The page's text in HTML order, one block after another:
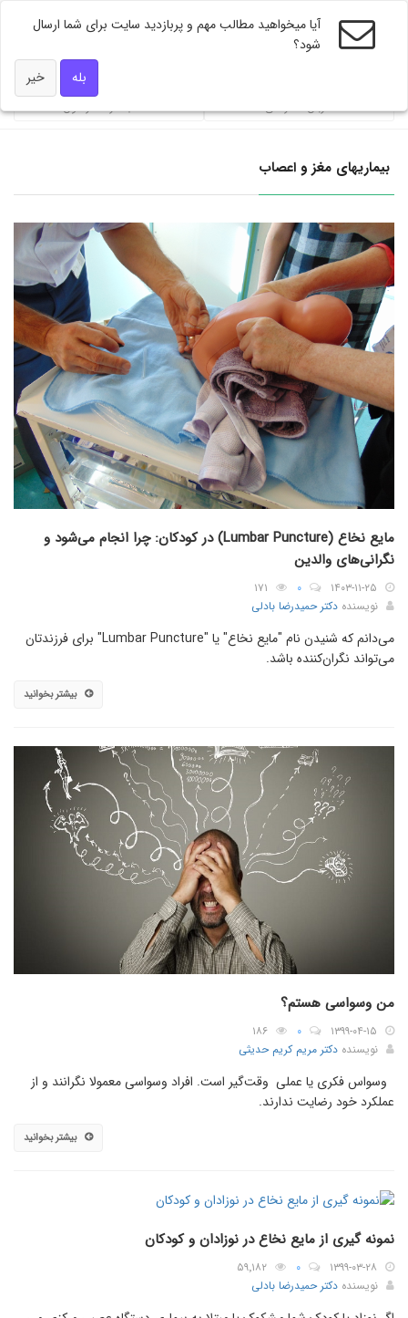
ضربان تندرستی
محاسبه گر فشار خون
بیماریهای مغز و اعصاب
مایع نخاع (Lumbar Puncture) در کودکان: چرا انجام می‌شود و
نگرانی‌های والدین
۱۴۰۳-۱۱-۲۵ ۰
۱۷۱
نویسنده دکتر حمیدرضا بادلی
می‌دانم که شنیدن نام "مایع نخاع" یا "Lumbar Puncture" برای فرزندتان
می‌تواند نگران‌کننده باشد.
بیشتر بخوانید
من وسواسی هستم؟
۱۳۹۹-۰۴-۱۵ ۰
۱۸۶
نویسنده دکتر مریم کریم حدیثی
وسواس فکری یا عملی وقت‌گیر است. افراد وسواسی معمولا نگرانند و از
عملکرد خود رضایت ندارند.
بیشتر بخوانید
نمونه گیری از مایع نخاع در نوزادان و کودکان
۱۳۹۹-۰۳-۲۸ ۰
۵۹٬۱۸۲
نویسنده دکتر حمیدرضا بادلی
آیا میخواهید مطالب مهم و پربازدید سایت برای شما ارسال
شود؟
بله
خیر